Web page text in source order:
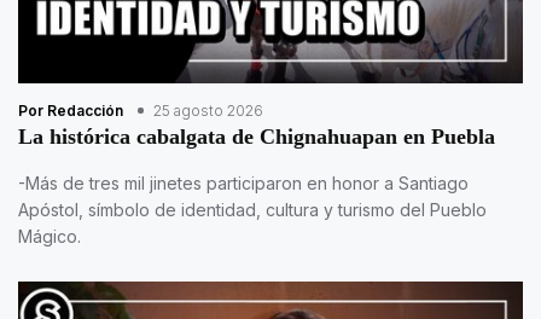
Por Redacción 25 agosto 2026
La histórica cabalgata de Chignahuapan en Puebla
-Más de tres mil jinetes participaron en honor a Santiago
Apóstol, símbolo de identidad, cultura y turismo del Pueblo
Mágico.